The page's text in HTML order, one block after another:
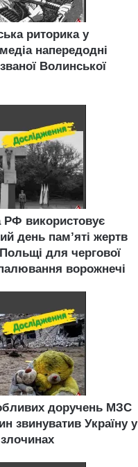
риторика у
напередодні
Волинської
РФ використовує
день пам’яті жертв
для чергової
ворожнечі
доручень МЗС
звинуватив Україну у